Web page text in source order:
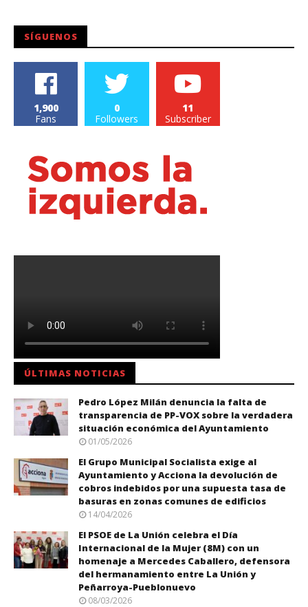
SÍGUENOS
1,900
Fans
0
Followers
11
Subscriber
ÚLTIMAS NOTICIAS
Pedro López Milán denuncia la falta de
transparencia de PP-VOX sobre la verdadera
situación económica del Ayuntamiento
01/05/2026
El Grupo Municipal Socialista exige al
Ayuntamiento y Acciona la devolución de
cobros indebidos por una supuesta tasa de
basuras en zonas comunes de edificios
14/04/2026
El PSOE de La Unión celebra el Día
Internacional de la Mujer (8M) con un
homenaje a Mercedes Caballero, defensora
del hermanamiento entre La Unión y
Peñarroya-Pueblonuevo
08/03/2026